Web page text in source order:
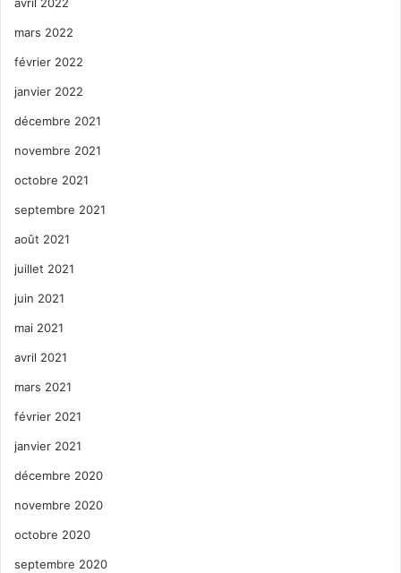
mars 2022
février 2022
janvier 2022
décembre 2021
novembre 2021
octobre 2021
septembre 2021
août 2021
juillet 2021
juin 2021
mai 2021
avril 2021
mars 2021
février 2021
janvier 2021
décembre 2020
novembre 2020
octobre 2020
septembre 2020